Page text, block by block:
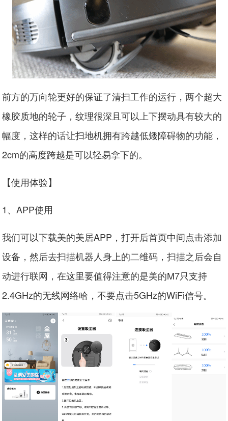
前方的万向轮更好的保证了清扫工作的运行，两个超大
橡胶质地的轮子，纹理很深且可以上下摆动具有较大的
幅度，这样的话让扫地机拥有跨越低矮障碍物的功能，
2cm的高度跨越是可以轻易拿下的。
【使用体验】
1、APP使用
我们可以下载美的美居APP，打开后首页中间点击添加
设备，然后去扫描机器人身上的二维码，扫描之后会自
动进行联网，在这里要值得注意的是美的M7只支持
2.4GHz的无线网络哈，不要点击5GHz的WiFi信号。